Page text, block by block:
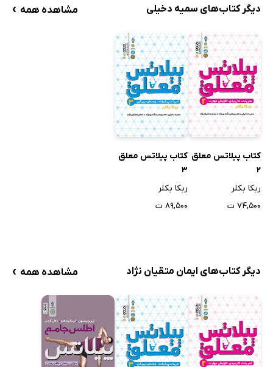
دیگر کتاب‌های سمیه دخیلی مشاهده همه ›
کتاب پیلاتس معلق
2
ربکا بکلر
۷۴,۵۰۰ ت
کتاب پیلاتس معلق
3
ربکا بکلر
۸۹,۵۰۰ ت
دیگر کتاب‌های ایمان متقیان نژاد مشاهده همه ›